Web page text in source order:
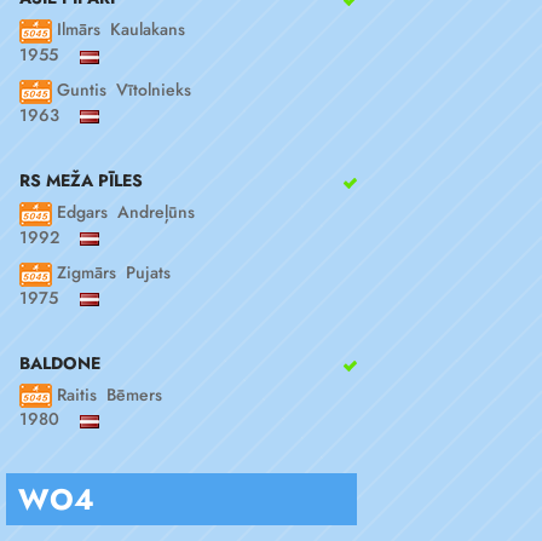
Ilmārs Kaulakans
1955
Guntis Vītolnieks
1963
RS MEŽA PĪLES
Edgars Andreļūns
1992
Zigmārs Pujats
1975
BALDONE
Raitis Bēmers
1980
WO4